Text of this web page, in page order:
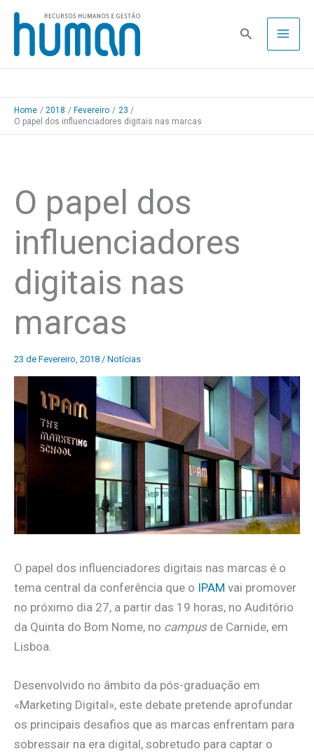
Skip
content
Pesquisa
Home 2018 Fevereiro
23
O papel dos influenciadores digitais nas marcas
O papel dos
influenciadores
digitais nas
marcas
23 de Fevereiro, 2018 / Notícias
O papel dos influenciadores digitais nas marcas é o
tema central da conferência que o IPAM vai promover
no próximo dia 27, a partir das 19 horas, no Auditório
da Quinta do Bom Nome, no campusde Carnide, em
Lisboa.
Desenvolvido no âmbito da pós-graduação em
«Marketing Digital», este debate pretende aprofundar
os principais desafios que as marcas enfrentam para
sobressair na era digital, sobretudo para captar o